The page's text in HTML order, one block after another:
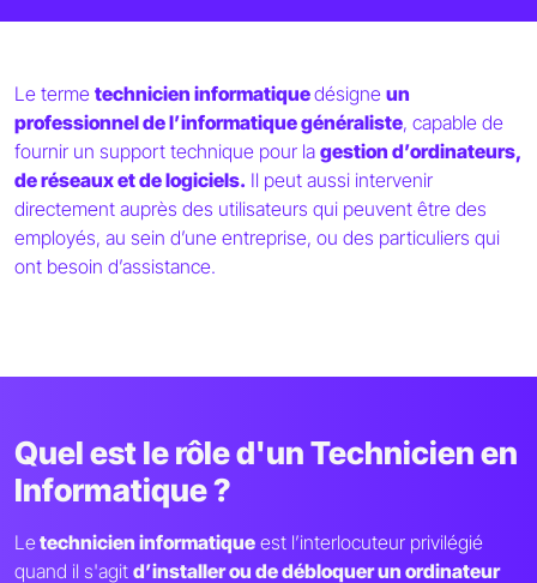
Le terme technicien informatiquedésigne un
professionnel de l’informatique généraliste, capable de
fournir un support technique pour la gestion d’ordinateurs,
de réseaux et de logiciels. Il peut aussi intervenir
directement auprès des utilisateurs qui peuvent être des
employés, au sein d’une entreprise, ou des particuliers qui
ont besoin d’assistance.
Quel est le rôle d'un Technicien en
Informatique ?
Letechnicien informatique est l’interlocuteur privilégié
quand il s'agit d’installer ou de débloquer un ordinateur